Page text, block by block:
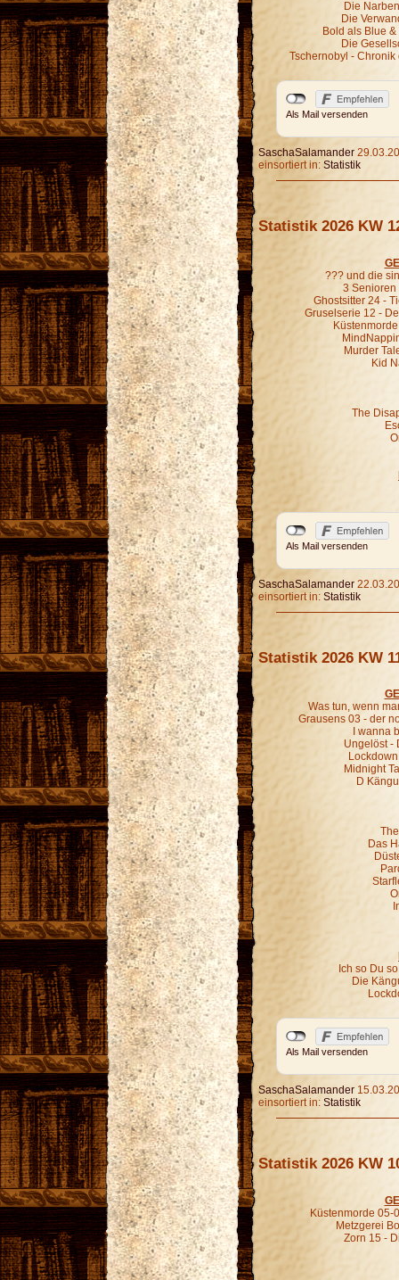
Die
Die
Bold als Blue
Die
Tschernobyl -
Als Mail versenden
SaschaSalamander
einsortiert in: Statistik
Statistik 2026 KW
??? und die
3 Senioren
Ghostsitter 24 -
Gruselserie 12 -
Murder
Kid
The
Als Mail versenden
SaschaSalamander
einsortiert in: Statistik
Statistik 2026 KW
Was tun, wenn
Grausens 03 - der
I wanna
Ungelöst -
Midnight
D
Das
Ich so Du
Die
Als Mail versenden
SaschaSalamander
einsortiert in: Statistik
Statistik 2026 KW
Küstenmorde 05-
Metzgerei
Zorn 15 -